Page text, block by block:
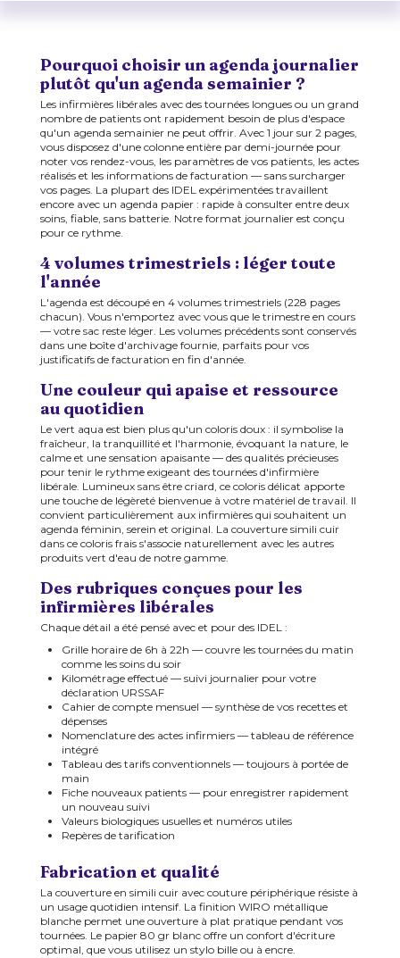
Pourquoi choisir un agenda journalier
plutôt qu'un agenda semainier ?
Les infirmières libérales avec des tournées longues ou un grand
nombre de patients ont rapidement besoin de plus d'espace
qu'un agenda semainier ne peut offrir. Avec 1 jour sur 2 pages,
vous disposez d'une colonne entière par demi-journée pour
noter vos rendez-vous, les paramètres de vos patients, les actes
réalisés et les informations de facturation — sans surcharger
vos pages. La plupart des IDEL expérimentées travaillent
encore avec un agenda papier : rapide à consulter entre deux
soins, fiable, sans batterie. Notre format journalier est conçu
pour ce rythme.
4 volumes trimestriels : léger toute
l'année
L'agenda est découpé en 4 volumes trimestriels (228 pages
chacun). Vous n'emportez avec vous que le trimestre en cours
— votre sac reste léger. Les volumes précédents sont conservés
dans une boîte d'archivage fournie, parfaits pour vos
justificatifs de facturation en fin d'année.
Une couleur qui apaise et ressource
au quotidien
Le vert aqua est bien plus qu'un coloris doux : il symbolise la
fraîcheur, la tranquillité et l'harmonie, évoquant la nature, le
calme et une sensation apaisante — des qualités précieuses
pour tenir le rythme exigeant des tournées d'infirmière
libérale. Lumineux sans être criard, ce coloris délicat apporte
une touche de légèreté bienvenue à votre matériel de travail. Il
convient particulièrement aux infirmières qui souhaitent un
agenda féminin, serein et original. La couverture simili cuir
dans ce coloris frais s'associe naturellement avec les autres
produits vert d'eau de notre gamme.
Des rubriques conçues pour les
infirmières libérales
Chaque détail a été pensé avec et pour des IDEL :
Grille horaire de 6h à 22h — couvre les tournées du matin
comme les soins du soir
Kilométrage effectué — suivi journalier pour votre
déclaration URSSAF
Cahier de compte mensuel — synthèse de vos recettes et
dépenses
Nomenclature des actes infirmiers — tableau de référence
intégré
Tableau des tarifs conventionnels — toujours à portée de
main
Fiche nouveaux patients — pour enregistrer rapidement
un nouveau suivi
Valeurs biologiques usuelles et numéros utiles
Repères de tarification
Fabrication et qualité
La couverture en simili cuir avec couture périphérique résiste à
un usage quotidien intensif. La finition WIRO métallique
blanche permet une ouverture à plat pratique pendant vos
tournées. Le papier 80 gr blanc offre un confort d'écriture
optimal, que vous utilisez un stylo bille ou à encre.